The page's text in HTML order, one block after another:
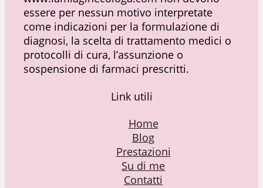
essere per nessun motivo interpretate
come indicazioni per la formulazione di
diagnosi, la scelta di trattamento medici o
protocolli di cura, l’assunzione o
sospensione di farmaci prescritti.
Link utili
Home
Blog
Prestazioni
Su di me
Contatti